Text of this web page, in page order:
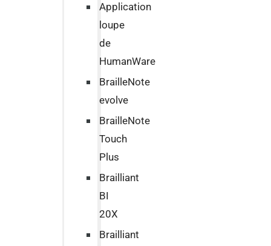
Application
loupe
de
HumanWare
BrailleNote
evolve
BrailleNote
Touch
Plus
Brailliant
BI
20X
Brailliant